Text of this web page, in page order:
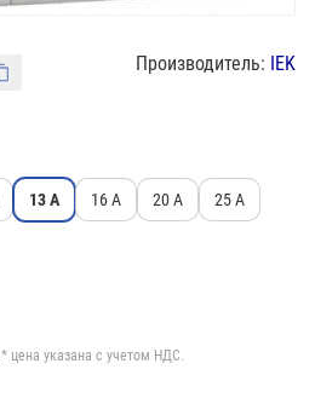
Производитель: IEK
13 А 16 А 20 А 25 А
* цена указана с учетом НДС.